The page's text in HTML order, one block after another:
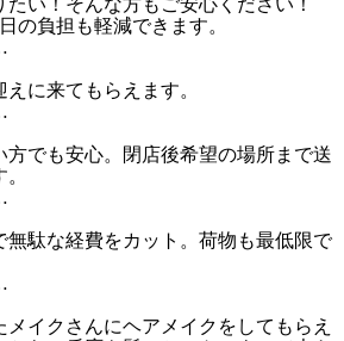
の負担も軽減できます。
に来てもらえます。
方でも安心。閉店後希望の場所まで送
無駄な経費をカット。荷物も最低限で
メイクさんにヘアメイクをしてもらえ